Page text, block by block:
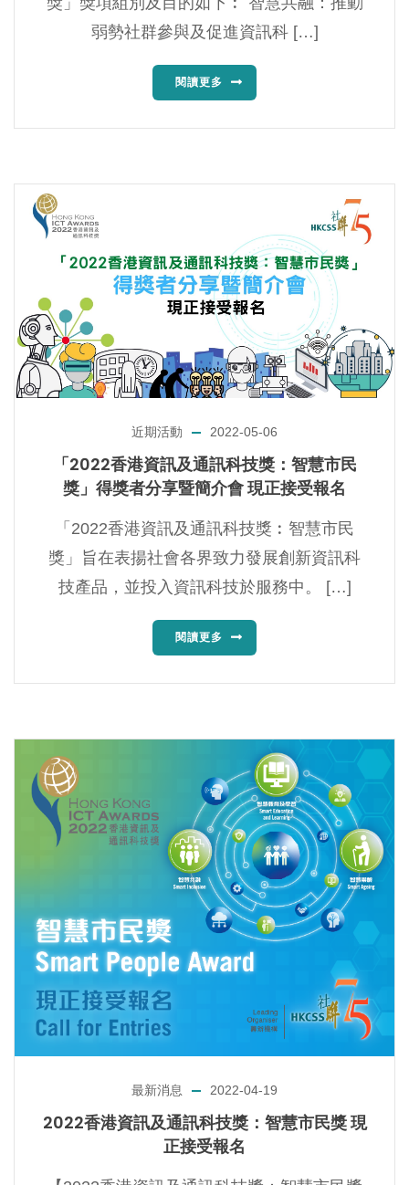
弱勢社群參與及促進資訊科 […]
閱讀更多
近期活動 2022-05-06
「2022香港資訊及通訊科技獎：智慧市民
獎」得獎者分享暨簡介會️ 現正接受報名
「2022香港資訊及通訊科技獎︰智慧市民
獎」旨在表揚社會各界致力發展創新資訊科
技產品，並投入資訊科技於服務中。 […]
閱讀更多
最新消息 2022-04-19
2022香港資訊及通訊科技獎：智慧市民獎 現
正接受報名